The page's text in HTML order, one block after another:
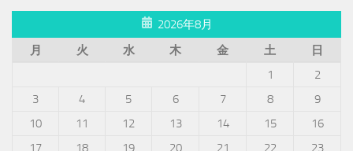
2026年8月
月
火 水 木 金 土
日
1
2
3
4 5 6 7 8
9
10
11 12 13 14 15
16
17
18 19 20 21 22
23